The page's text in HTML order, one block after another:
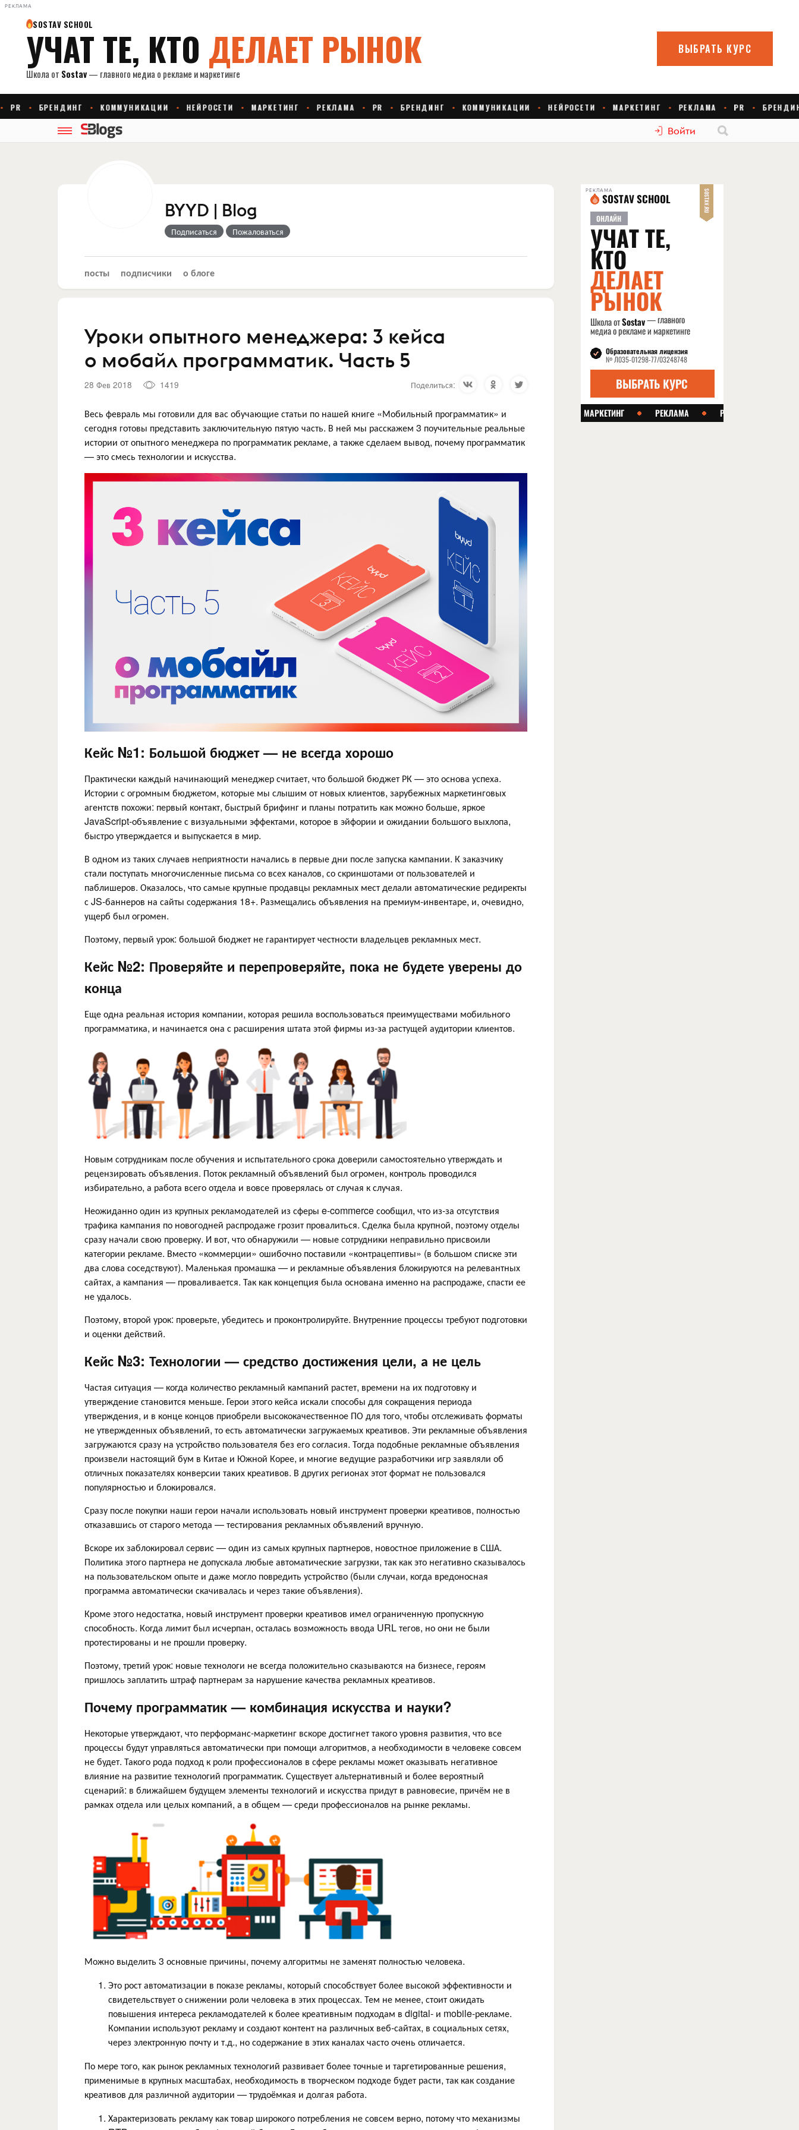
РЕКЛАМА
Войти
BYYD | Blog
Подписаться Пожаловаться
посты подписчики о блоге
Уроки опытного менеджера: 3 кейса
о мобайл программатик. Часть 5
28 Фев 2018 1419 Поделиться:
Весь февраль мы готовили для вас обучающие статьи по нашей книге «Мобильный программатик» и
сегодня готовы представить заключительную пятую часть. В ней мы расскажем 3 поучительные реальные
истории от опытного менеджера по программатик рекламе, а также сделаем вывод, почему программатик
— это смесь технологии и искусства.
Кейс №1: Большой бюджет — не всегда хорошо
Практически каждый начинающий менеджер считает, что большой бюджет РК — это основа успеха.
Истории с огромным бюджетом, которые мы слышим от новых клиентов, зарубежных маркетинговых
агентств похожи: первый контакт, быстрый брифинг и планы потратить как можно больше, яркое
JavaScript-объявление с визуальными эффектами, которое в эйфории и ожидании большого выхлопа,
быстро утверждается и выпускается в мир.
В одном из таких случаев неприятности начались в первые дни после запуска кампании. К заказчику
стали поступать многочисленные письма со всех каналов, со скриншотами от пользователей и
паблишеров. Оказалось, что самые крупные продавцы рекламных мест делали автоматические редиректы
с JS-баннеров на сайты содержания 18+. Размещались объявления на премиум-инвентаре, и, очевидно,
ущерб был огромен.
Поэтому, первый урок: большой бюджет не гарантирует честности владельцев рекламных мест.
Кейс №2: Проверяйте и перепроверяйте, пока не будете уверены до
конца
Еще одна реальная история компании, которая решила воспользоваться преимуществами мобильного
программатика, и начинается она с расширения штата этой фирмы из-за растущей аудитории клиентов.
Новым сотрудникам после обучения и испытательного срока доверили самостоятельно утверждать и
рецензировать объявления. Поток рекламный объявлений был огромен, контроль проводился
избирательно, а работа всего отдела и вовсе проверялась от случая к случая.
Неожиданно один из крупных рекламодателей из сферы e-commerce сообщил, что из-за отсутствия
трафика кампания по новогодней распродаже грозит провалиться. Сделка была крупной, поэтому отделы
сразу начали свою проверку. И вот, что обнаружили — новые сотрудники неправильно присвоили
категории рекламе. Вместо «коммерции» ошибочно поставили «контрацептивы» (в большом списке эти
два слова соседствуют). Маленькая промашка — и рекламные объявления блокируются на релевантных
сайтах, а кампания — проваливается. Так как концепция была основана именно на распродаже, спасти ее
не удалось.
Поэтому, второй урок: проверьте, убедитесь и проконтролируйте. Внутренние процессы требуют подготовки
и оценки действий.
Кейс №3: Технологии — средство достижения цели, а не цель
Частая ситуация — когда количество рекламный кампаний растет, времени на их подготовку и
утверждение становится меньше. Герои этого кейса искали способы для сокращения периода
утверждения, и в конце концов приобрели высококачественное ПО для того, чтобы отслеживать форматы
не утвержденных объявлений, то есть автоматически загружаемых креативов. Эти рекламные объявления
загружаются сразу на устройство пользователя без его согласия. Тогда подобные рекламные объявления
произвели настоящий бум в Китае и Южной Корее, и многие ведущие разработчики игр заявляли об
отличных показателях конверсии таких креативов. В других регионах этот формат не пользовался
популярностью и блокировался.
Сразу после покупки наши герои начали использовать новый инструмент проверки креативов, полностью
отказавшись от старого метода — тестирования рекламных объявлений вручную.
Вскоре их заблокировал сервис — один из самых крупных партнеров, новостное приложение в США.
Политика этого партнера не допускала любые автоматические загрузки, так как это негативно сказывалось
на пользовательском опыте и даже могло повредить устройство (были случаи, когда вредоносная
программа автоматически скачивалась и через такие объявления).
Кроме этого недостатка, новый инструмент проверки креативов имел ограниченную пропускную
способность. Когда лимит был исчерпан, осталась возможность ввода URL тегов, но они не были
протестированы и не прошли проверку.
Поэтому, третий урок: новые технологи не всегда положительно сказываются на бизнесе, героям
пришлось заплатить штраф партнерам за нарушение качества рекламных креативов.
Почему программатик — комбинация искусства и науки?
Некоторые утверждают, что перформанс-маркетинг вскоре достигнет такого уровня развития, что все
процессы будут управляться автоматически при помощи алгоритмов, а необходимости в человеке совсем
не будет. Такого рода подход к роли профессионалов в сфере рекламы может оказывать негативное
влияние на развитие технологий программатик. Существует альтернативный и более вероятный
сценарий: в ближайшем будущем элементы технологий и искусства придут в равновесие, причём не в
рамках отдела или целых компаний, а в общем — среди профессионалов на рынке рекламы.
Можно выделить 3 основные причины, почему алгоритмы не заменят полностью человека.
Это рост автоматизации в показе рекламы, который способствует более высокой эффективности и
свидетельствует о снижении роли человека в этих процессах. Тем не менее, стоит ожидать
повышения интереса рекламодателей к более креативным подходам в digital- и mobile-рекламе.
Компании используют рекламу и создают контент на различных веб-сайтах, в социальных сетях,
через электронную почту и т.д., но содержание в этих каналах часто очень отличается.
По мере того, как рынок рекламных технологий развивает более точные и таргетированные решения,
применимые в крупных масштабах, необходимость в творческом подходе будет расти, так как создание
креативов для различной аудитории — трудоёмкая и долгая работа.
Характеризовать рекламу как товар широкого потребления не совсем верно, потому что механизмы
РЕКЛАМА